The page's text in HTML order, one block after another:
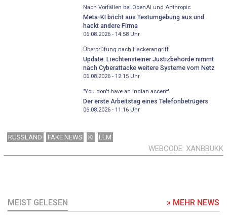
Nach Vorfällen bei OpenAI und Anthropic
Meta-KI bricht aus Testumgebung aus und
hackt andere Firma
06.08.2026 - 14:58Uhr
Überprüfung nach Hackerangriff
Update: Liechtensteiner Justizbehörde nimmt
nach Cyberattacke weitere Systeme vom Netz
06.08.2026 - 12:15Uhr
"You don't have an indian accent"
Der erste Arbeitstag eines Telefonbetrügers
06.08.2026 - 11:16Uhr
RUSSLAND FAKE NEWS KI LLM
WEBCODE XANBBUKK
MEIST GELESEN » MEHR NEWS